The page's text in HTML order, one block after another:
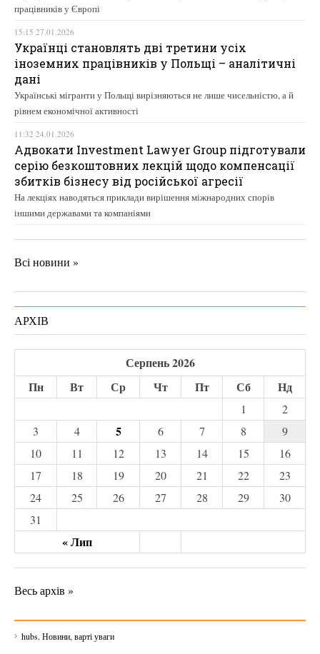
працівників у Європі
15:15 27.01.2026
Українці становлять дві третини усіх
іноземних працівників у Польщі – аналітичні
дані
Українські мігранти у Польщі вирізняються не лише чисельністю, а й
рівнем економічної активності
11:32 24.01.2026
Адвокати Investment Lawyer Group підготували
серію безкоштовних лекцій щодо компенсації
збитків бізнесу від російської агресії
На лекціях наводяться приклади вирішення міжнародних спорів
іншими державами та компаніями
Всі новини »
АРХІВ
Серпень 2026
Пн
Вт Ср Чт Пт Сб Нд
« Лип
1
2
3
4 5 6 7 8
9
10
11 12 13 14 15
16
17
18 19 20 21 22
23
24
25 26 27 28 29
30
31
Весь архів »
hubs. Новини, варті уваги